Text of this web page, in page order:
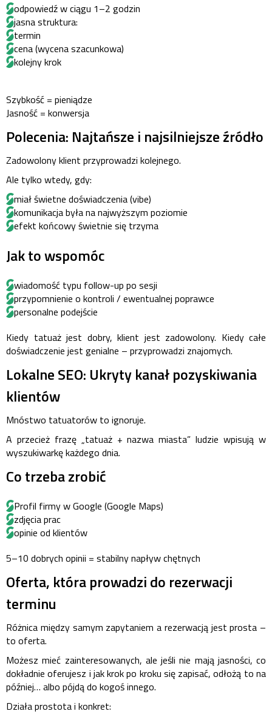
odpowiedź w ciągu 1–2 godzin
jasna struktura:
termin
cena (wycena szacunkowa)
kolejny krok
Szybkość = pieniądze
Jasność = konwersja
Polecenia: Najtańsze i najsilniejsze źródło
Zadowolony klient przyprowadzi kolejnego.
Ale tylko wtedy, gdy:
miał świetne doświadczenia (vibe)
komunikacja była na najwyższym poziomie
efekt końcowy świetnie się trzyma
Jak to wspomóc
wiadomość typu follow-up po sesji
przypomnienie o kontroli / ewentualnej poprawce
personalne podejście
Kiedy tatuaż jest dobry, klient jest zadowolony. Kiedy całe
doświadczenie jest genialne – przyprowadzi znajomych.
Lokalne SEO: Ukryty kanał pozyskiwania
klientów
Mnóstwo tatuatorów to ignoruje.
A przecież frazę „tatuaż + nazwa miasta” ludzie wpisują w
wyszukiwarkę każdego dnia.
Co trzeba zrobić
Profil firmy w Google (Google Maps)
zdjęcia prac
opinie od klientów
5–10 dobrych opinii = stabilny napływ chętnych
Oferta, która prowadzi do rezerwacji
terminu
Różnica między samym zapytaniem a rezerwacją jest prosta –
to oferta.
Możesz mieć zainteresowanych, ale jeśli nie mają jasności, co
dokładnie oferujesz i jak krok po kroku się zapisać, odłożą to na
później… albo pójdą do kogoś innego.
Działa prostota i konkret: